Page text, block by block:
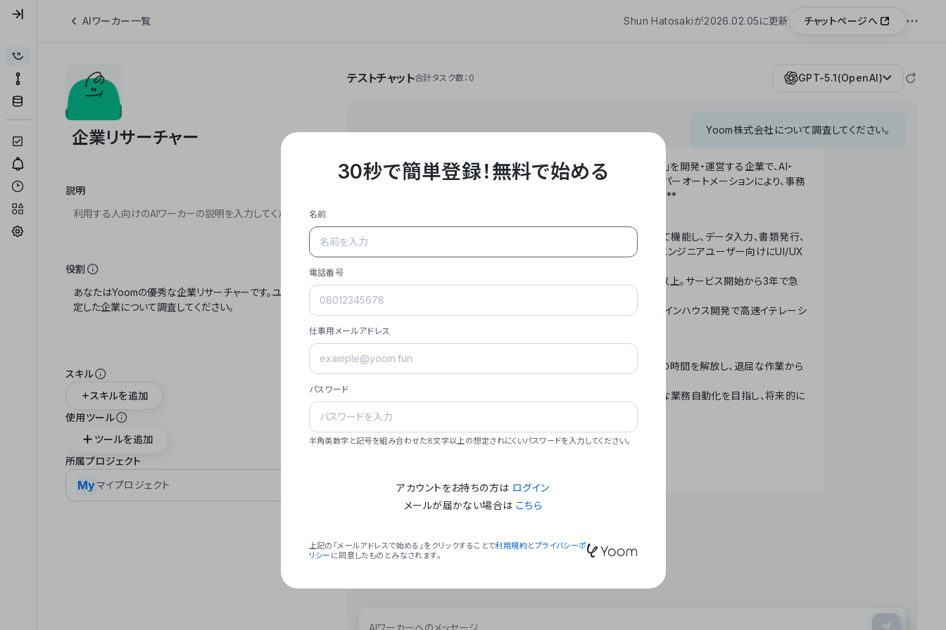
AIワーカー一覧 Shun Hatosakiが2026.02.05に更新 チャットページへ
説明
役割
スキル
スキルを追加
使用ツール
ツールを追加
所属プロジェクト
Myマイプロジェクト
テストチャット合計タスク数：0 GPT-5.1(OpenAI)
Yoom株式会社について調査してください。
**Yoom株式会社は、ビジネスオートメーションSaaS「Yoom」を開発・運営する企業で、AI・
API・RPA・OCRなどの技術をノーコードで組み合わせたハイパーオートメーションにより、事務
作業やデスクワークを自動化するサービスを提供しています。**
- **主力プロダクト「Yoom」**: SaaS連携データベースとして機能し、データ入力、書類発行、
メール対応、請求書処理、日報作成などの業務を自動化。非エンジニアユーザー向けにUI/UX
- **実績**: 国内利用社数20,000社超、直近成長率300%以上。サービス開始から3年で急
- **強み**: すべての自動化技術を1プラットフォームで完結。インハウス開発で高速イテレーシ
- **ミッション**: 「We Make Time」 – テクノロジーで人々の時間を解放し、退屈な作業から
- **ビジョン**: 「Global Business Automation」 – 世界的な業務自動化を目指し、将来的に
### 会社概要
30秒で簡単登録！無料で始める
名前
電話番号
仕事用メールアドレス
パスワード
半角英数字と記号を組み合わせた8文字以上の想定されにくいパスワードを入力してください。
アカウントをお持ちの方は ログイン
メールが届かない場合は こちら
上記の「メールアドレスで始める」をクリックすることで利用規約とプライバシーポ
リシー に同意したものとみなされます。